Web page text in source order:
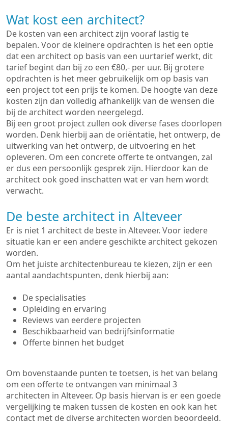
Wat kost een architect?
De kosten van een architect zijn vooraf lastig te
bepalen. Voor de kleinere opdrachten is het een optie
dat een architect op basis van een uurtarief werkt, dit
tarief begint dan bij zo een €80,- per uur. Bij grotere
opdrachten is het meer gebruikelijk om op basis van
een project tot een prijs te komen. De hoogte van deze
kosten zijn dan volledig afhankelijk van de wensen die
bij de architect worden neergelegd.
Bij een groot project zullen ook diverse fases doorlopen
worden. Denk hierbij aan de oriëntatie, het ontwerp, de
uitwerking van het ontwerp, de uitvoering en het
opleveren. Om een concrete offerte te ontvangen, zal
er dus een persoonlijk gesprek zijn. Hierdoor kan de
architect ook goed inschatten wat er van hem wordt
verwacht.
De beste architect in Alteveer
Er is niet 1 architect de beste in Alteveer. Voor iedere
situatie kan er een andere geschikte architect gekozen
worden.
Om het juiste architectenbureau te kiezen, zijn er een
aantal aandachtspunten, denk hierbij aan:
De specialisaties
Opleiding en ervaring
Reviews van eerdere projecten
Beschikbaarheid van bedrijfsinformatie
Offerte binnen het budget
Om bovenstaande punten te toetsen, is het van belang
om een offerte te ontvangen van minimaal 3
architecten in Alteveer. Op basis hiervan is er een goede
vergelijking te maken tussen de kosten en ook kan het
contact met de diverse architecten worden beoordeeld.